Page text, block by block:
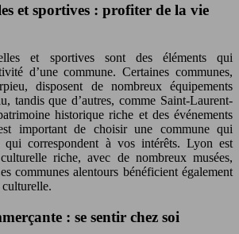
et sportives : profiter de la vie
et sportives sont des éléments qui
d’une commune. Certaines communes,
disposent de nombreux équipements
tandis que d’autres, comme Saint-Laurent-
historique riche et des événements
important de choisir une commune qui
qui correspondent à vos intérêts. Lyon est
riche, avec de nombreux musées,
communes alentours bénéficient également
culturelle.
: se sentir chez soi